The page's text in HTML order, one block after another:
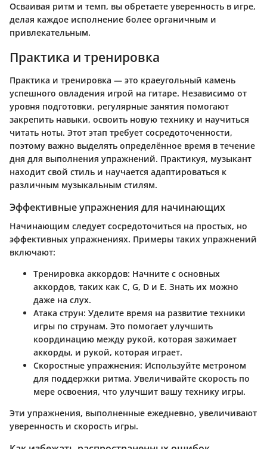
Осваивая ритм и темп, вы обретаете уверенность в игре,
делая каждое исполнение более органичным и
привлекательным.
Практика и тренировка
Практика и тренировка — это краеугольный камень
успешного овладения игрой на гитаре. Независимо от
уровня подготовки, регулярные занятия помогают
закрепить навыки, освоить новую технику и научиться
читать ноты. Этот этап требует сосредоточенности,
поэтому важно выделять определённое время в течение
дня для выполнения упражнений. Практикуя, музыкант
находит свой стиль и научается адаптироваться к
различным музыкальным стилям.
Эффективные упражнения для начинающих
Начинающим следует сосредоточиться на простых, но
эффективных упражнениях. Примеры таких упражнений
включают:
Тренировка аккордов: Начните с основных
аккордов, таких как C, G, D и E. Знать их можно
даже на слух.
Атака струн: Уделите время на развитие техники
игры по струнам. Это помогает улучшить
координацию между рукой, которая зажимает
аккорды, и рукой, которая играет.
Скоростные упражнения: Используйте метроном
для поддержки ритма. Увеличивайте скорость по
мере освоения, что улучшит вашу технику игры.
Эти упражнения, выполненные ежедневно, увеличивают
уверенность и скорость игры.